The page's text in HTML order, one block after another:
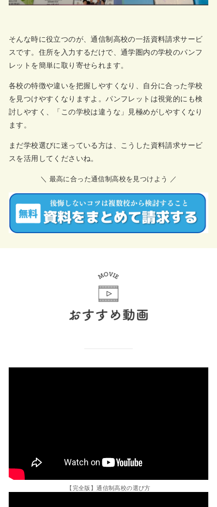
そんな時に役立つのが、通信制高校の一括資料請求サービ
スです。住所を入力するだけで、通学圏内の学校のパンフ
レットを簡単に取り寄せられます。
各校の特徴や違いを把握しやすくなり、自分に合った学校
を見つけやすくなりますよ。パンフレットは視覚的にも検
討しやすく、「この学校は違うな」見極めがしやすくなり
ます。
まだ学校選びに迷っている方は、こうした資料請求サービ
スを活用してくださいね。
＼ 最高に合った通信制高校を見つけよう ／
【完全版】通信制高校の選び方